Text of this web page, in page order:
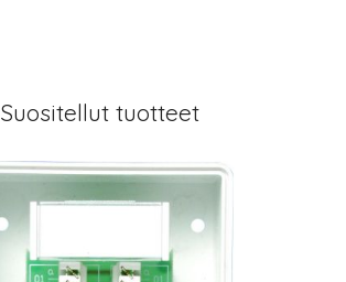
Suositellut tuotteet